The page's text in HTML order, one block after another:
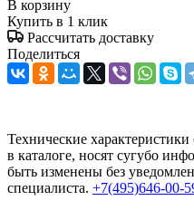
В корзину
Купить в 1 клик
Рассчитать доставку
Поделиться
Технические
в каталоге, носят сугубо
быть изменены без
специалиста. +7(495)646-00-